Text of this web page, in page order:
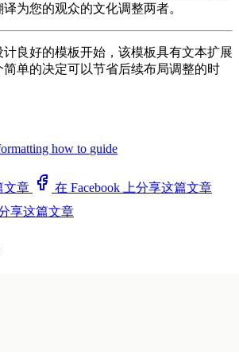
为您的观众的文化调整两者。
计良好的模板开始，该模板具有文本扩展
单的决定可以节省后续布局调整的时
how to guide
文章
在 Facebook 上分享这篇文章
享这篇文章